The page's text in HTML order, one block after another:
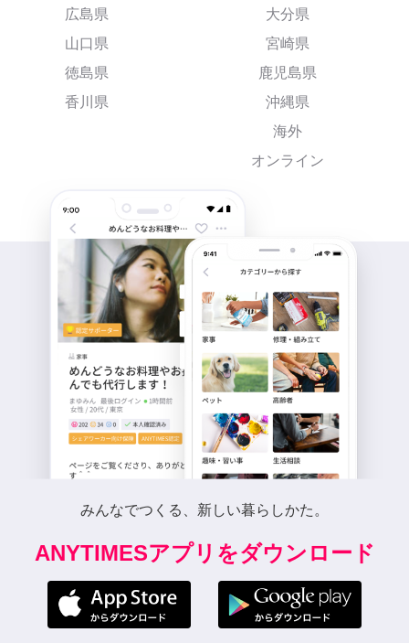
広島県
山口県
徳島県
香川県
大分県
宮崎県
鹿児島県
沖縄県
海外
オンライン
みんなでつくる、新しい暮らしかた。
ANYTIMESアプリをダウンロード